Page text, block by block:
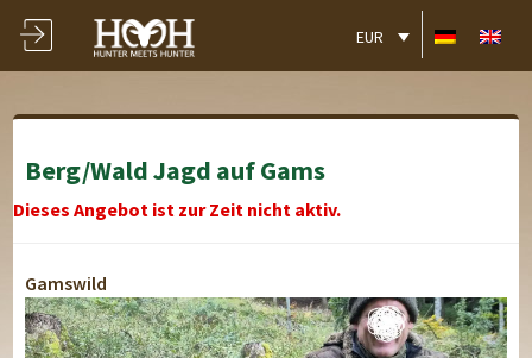
EUR
Berg/Wald Jagd auf Gams
Dieses Angebot ist zur Zeit nicht aktiv.
Gamswild